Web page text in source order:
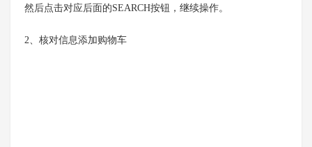
然后点击对应后面的SEARCH按钮，继续操作。
2、核对信息添加购物车